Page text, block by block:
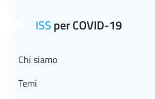
ISSper COVID-19
Chi siamo
Temi